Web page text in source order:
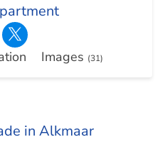
Images (31)
in Alkmaar